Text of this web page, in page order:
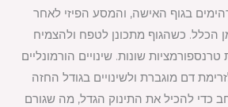
בגוף האישה, והמסע הפיזי לאחר
הכלל. כשהגוף מתכונן לטפח ולהצמיח
שונות. שינויים הורמונליים
דם מוגברת ולשינויים בגודל החזה
כדי להכיל את התינוק הגדל, מה שגורם